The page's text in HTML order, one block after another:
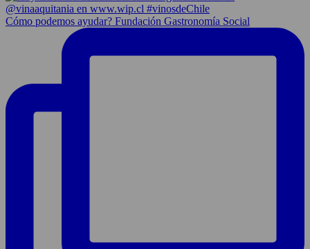
Cómo podemos ayudar? Fundación Gastronomía Social